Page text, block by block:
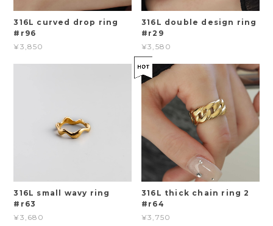
316L curved drop ring
#r96
¥3,850
316L double design ring
#r29
¥3,580
316L small wavy ring
#r63
¥3,680
316L thick chain ring 2
#r64
¥3,750